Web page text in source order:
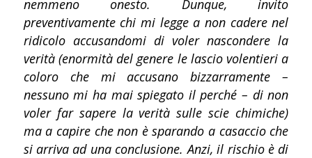
nemmeno onesto. Dunque, invito
preventivamente chi mi legge a non cadere nel
ridicolo accusandomi di voler nascondere la
verità (enormità del genere le lascio volentieri a
coloro che mi accusano bizzarramente –
nessuno mi ha mai spiegato il perché – di non
voler far sapere la verità sulle scie chimiche)
ma a capire che non è sparando a casaccio che
si arriva ad una conclusione. Anzi, il rischio è di